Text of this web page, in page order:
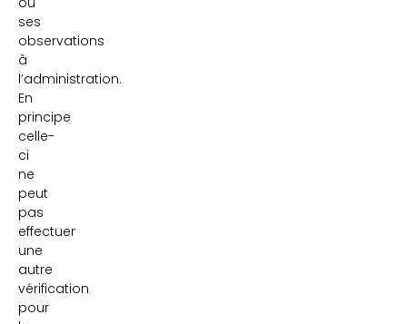
ses
observations
à
l’administration.
En
principe
celle-
ci
ne
peut
pas
effectuer
une
autre
vérification
pour